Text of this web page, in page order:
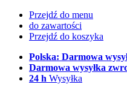
Przejdź do menu
do zawartości
Przejdź do koszyka
Polska: Darmowa
Darmowa wysyłka
24 h Wysyłka